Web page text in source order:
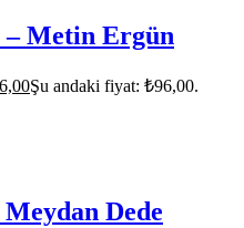
– Metin Ergün
Şu andaki fiyat: ₺96,00.
Dede